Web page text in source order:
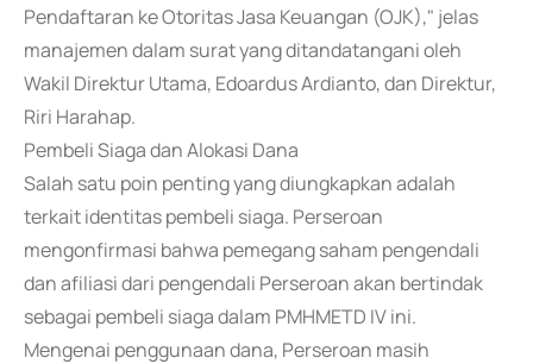
Pendaftaran ke Otoritas Jasa Keuangan (OJK)," jelas
manajemen dalam surat yang ditandatangani oleh
Wakil Direktur Utama, Edoardus Ardianto, dan Direktur,
Riri Harahap.
Pembeli Siaga dan Alokasi Dana
Salah satu poin penting yang diungkapkan adalah
terkait identitas pembeli siaga. Perseroan
mengonfirmasi bahwa pemegang saham pengendali
dan afiliasi dari pengendali Perseroan akan bertindak
sebagai pembeli siaga dalam PMHMETD IV ini.
Mengenai penggunaan dana, Perseroan masih